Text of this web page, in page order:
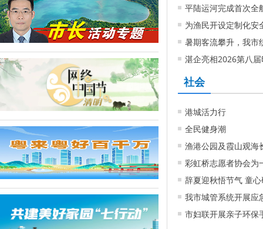
平陆运河完成首次全
为渔民开设定制化安
暑期客流攀升，我市
湛企亮相2026第八届
社会
港城活力行
全民健身潮
渔港公园及霞山观海
彩虹桥志愿者协会为
辞夏迎秋悟节气 童
我市城管系统开展应
市妇联开展亲子环保